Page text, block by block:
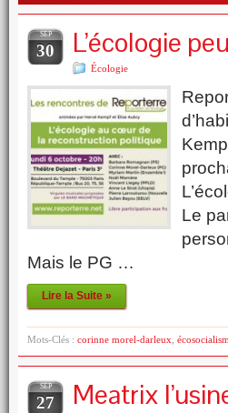
SEP
30 L’écologie
Écologie
Le
Mais le PG …
Lire la Suite »
Mots-Clés : corinne morel-darleux
SEP
27 Meatrix